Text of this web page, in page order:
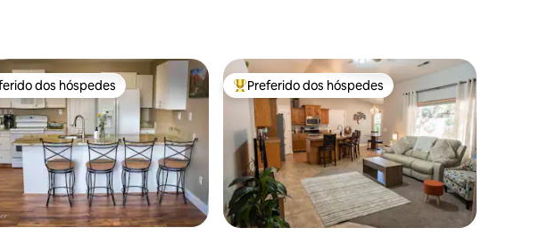
de 5, 107 avaliações
melhores preferidos dos hóspedes
dos hóspedes Entre os melhores preferidos dos hóspedes
Preferido dos hóspedes